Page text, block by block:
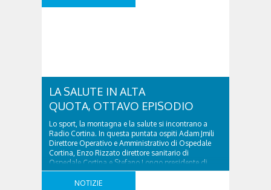
LA SALUTE IN ALTA
QUOTA, OTTAVO EPISODIO
Lo sport, la montagna e la salute si incontrano a
Radio Cortina. In questa puntata ospiti Adam Jmili
Direttore Operativo e Amministrativo di Ospedale
Cortina, Enzo Rizzato direttore sanitario di
Ospedale Cortina e Stefano Longo presidente di
Fondazione Cortina. GVM Care & Research – tra i
principali gruppi ospedalieri italiani con strutture
NOTIZIE